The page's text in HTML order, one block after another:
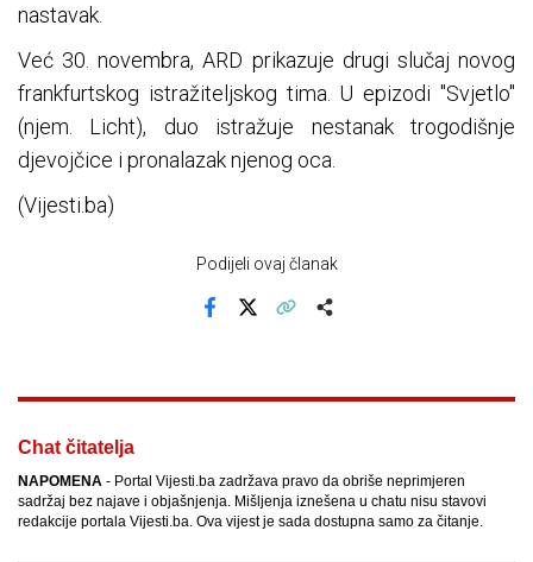
nastavak.
Već 30. novembra, ARD prikazuje drugi slučaj novog
frankfurtskog istražiteljskog tima. U epizodi "Svjetlo"
(njem. Licht), duo istražuje nestanak trogodišnje
djevojčice i pronalazak njenog oca.
(Vijesti.ba)
Podijeli ovaj članak
Chat čitatelja
NAPOMENA - Portal Vijesti.ba zadržava pravo da obriše neprimjeren
sadržaj bez najave i objašnjenja. Mišljenja iznešena u chatu nisu stavovi
redakcije portala Vijesti.ba. Ova vijest je sada dostupna samo za čitanje.